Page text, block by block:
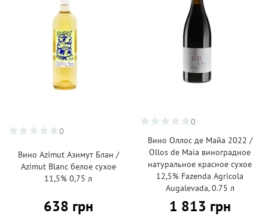
0
Вино Azimut Азимут Блан /
Azimut Blanc белое сухое
11,5% 0,75 л
638 грн
0
Вино Оллос де Майа 2022 /
Ollos de Maia виноградное
натуральное красное сухое
12,5% Fazenda Agricola
Augalevada, 0.75 л
1 813 грн